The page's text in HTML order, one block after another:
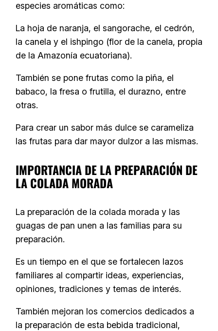
especies aromáticas como:
La hoja de naranja, el sangorache, el cedrón,
la canela y el ishpingo (flor de la canela, propia
de la Amazonía ecuatoriana).
También se pone frutas como la piña, el
babaco, la fresa o frutilla, el durazno, entre
otras.
Para crear un sabor más dulce se carameliza
las frutas para dar mayor dulzor a las mismas.
IMPORTANCIA DE LA PREPARACIÓN DE
LA COLADA MORADA
La preparación de la colada morada y las
guagas de pan unen a las familias para su
preparación.
Es un tiempo en el que se fortalecen lazos
familiares al compartir ideas, experiencias,
opiniones, tradiciones y temas de interés.
También mejoran los comercios dedicados a
la preparación de esta bebida tradicional,